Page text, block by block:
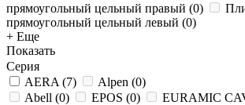
прямоугольный цельный правый (0)
прямоугольный цельный левый (0)
+ Еще
Показать
Серия
AERA (7) Alpen (0)
Abell (0) EPOS (0) EURAMIC